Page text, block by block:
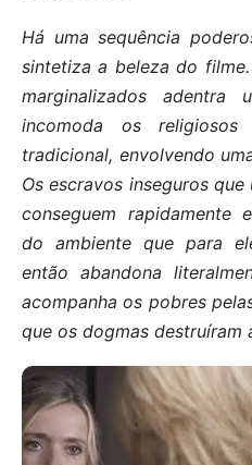
Há uma sequência
sintetiza a beleza do
marginalizados adentra
incomoda os
tradicional, envolvendo
Os escravos inseguros
conseguem rapidamente
do ambiente que para
então abandona
acompanha os pobres
que os dogmas